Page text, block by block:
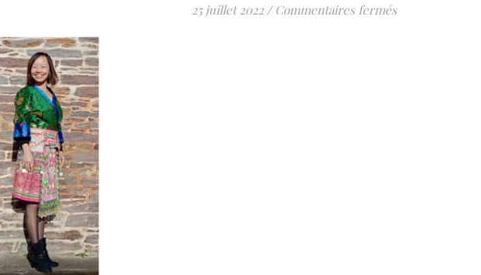
25 juillet 2022 / Commentaires ferméssur Sophie Ly Vu